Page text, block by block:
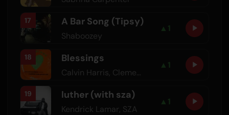
17 A Bar Song (Tipsy)
Shaboozey
▲ 1
18 Blessings
Calvin Harris, Clementine Douglas
▲ 1
19 luther (with sza)
Kendrick Lamar, SZA
▲ 1